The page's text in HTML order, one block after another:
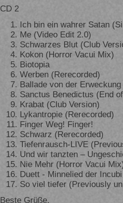
CD 2
Ich bin ein wahrer Satan
Me (Video Edit 2.0)
Schwarzes Blut (Club
Kokon (Horror Vacui Mix)
Biotopia
Werben (Rerecorded)
Ballade von der
Sanctus Benedictus (End
Krabat (Club Version)
Lykantropie (Rerecorded)
Finger Weg! Finger!
Schwarz (Rerecorded)
Tiefenrausch-LIVE
Und wir tanzten –
Nie Mehr (Horror Vacui
Duett - Minnelied der Incubi
So viel tiefer (Previously
Beste Grüße,